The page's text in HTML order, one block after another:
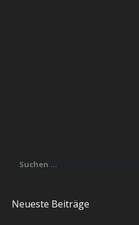
Suchen
nach:
Neueste Beiträge